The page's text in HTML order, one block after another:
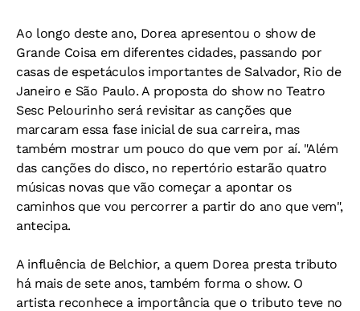
Ao longo deste ano, Dorea apresentou o show de
Grande Coisa em diferentes cidades, passando por
casas de espetáculos importantes de Salvador, Rio de
Janeiro e São Paulo. A proposta do show no Teatro
Sesc Pelourinho será revisitar as canções que
marcaram essa fase inicial de sua carreira, mas
também mostrar um pouco do que vem por aí. "Além
das canções do disco, no repertório estarão quatro
músicas novas que vão começar a apontar os
caminhos que vou percorrer a partir do ano que vem",
antecipa.
A influência de Belchior, a quem Dorea presta tributo
há mais de sete anos, também forma o show. O
artista reconhece a importância que o tributo teve no